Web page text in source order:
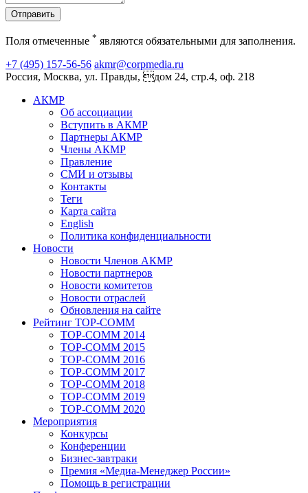
Отправить
Поля отмеченные * являются обязательными для заполнения.
+7 (495) 157-56-56 akmr@corpmedia.ru
Россия, Москва, ул. Правды, дом 24, стр.4, оф. 218
АКМР
Об ассоциации
Вступить в АКМР
Партнеры АКМР
Члены АКМР
Правление
СМИ и отзывы
Контакты
Теги
Карта сайта
English
Политика конфиденциальности
Новости
Новости Членов АКМР
Новости партнеров
Новости комитетов
Новости отраслей
Обновления на сайте
Рейтинг TOP-COMM
TOP-COMM 2014
TOP-COMM 2015
TOP-COMM 2016
TOP-COMM 2017
TOP-COMM 2018
TOP-COMM 2019
TOP-COMM 2020
Мероприятия
Конкурсы
Конференции
Бизнес-завтраки
Премия «Медиа-Менеджер России»
Помощь в регистрации